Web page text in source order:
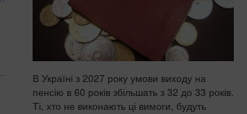
В Україні з 2027 року умови виходу на
пенсію в 60 років збільшать з 32 до 33 років.
Ті, хто не виконають ці вимоги, будуть